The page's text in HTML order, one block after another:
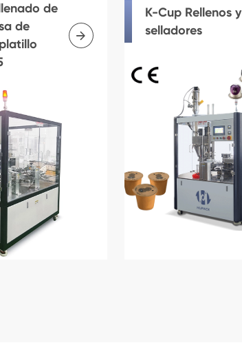
de
de

K-Cup Rellenos y
selladores